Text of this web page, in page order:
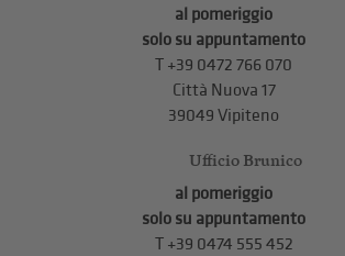
al pomeriggio
solo su appuntamento
T +39 0472 766 070
Città Nuova 17
39049 Vipiteno
Ufficio Brunico
al pomeriggio
solo su appuntamento
T+39 0474 555 452